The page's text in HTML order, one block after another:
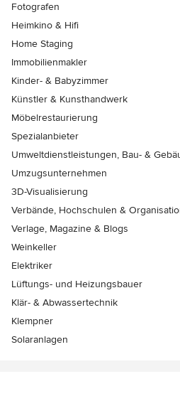
Fotografen
Heimkino & Hifi
Home Staging
Immobilienmakler
Kinder- & Babyzimmer
Künstler & Kunsthandwerk
Möbelrestaurierung
Spezialanbieter
Umweltdienstleistungen, Bau- &
Umzugsunternehmen
3D-Visualisierung
Verbände, Hochschulen &
Verlage, Magazine & Blogs
Weinkeller
Elektriker
Lüftungs- und Heizungsbauer
Klär- & Abwassertechnik
Klempner
Solaranlagen